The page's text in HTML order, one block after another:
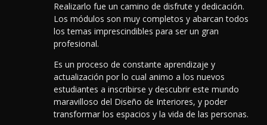
Realizarlo fue un camino de disfrute y dedicación.
Los módulos son muy completos y abarcan todos
los temas imprescindibles para ser un gran
profesional.
Es un proceso de constante aprendizaje y
actualización por lo cual animo a los nuevos
estudiantes a inscribirse y descubrir este mundo
maravilloso del Diseño de Interiores, y poder
transformar los espacios y la vida de las personas.